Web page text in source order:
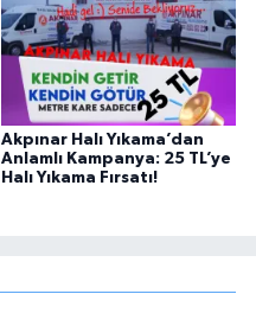
Akpınar Halı Yıkama’dan
Anlamlı Kampanya: 25 TL’ye
Halı Yıkama Fırsatı!